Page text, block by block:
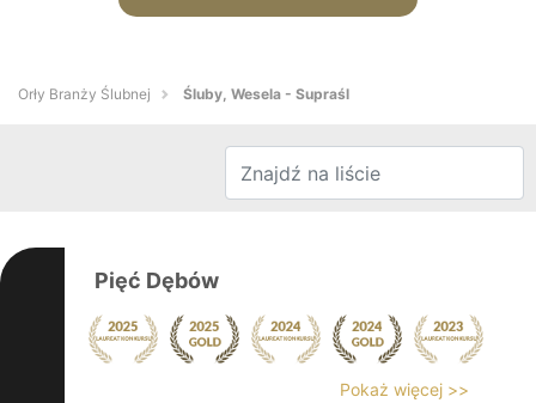
Orły Branży Ślubnej Śluby, Wesela - Supraśl
Pięć Dębów
Pokaż więcej >>